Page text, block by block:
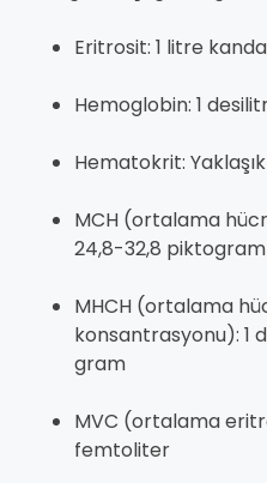
Eritrosit: 1 litre
Hemoglobin: 1
Hematokrit:
MCH (ortalama
24,8-32,8 piktogram
MHCH (ortalama
konsantrasyonu): 1
gram
MVC (ortalama
femtoliter